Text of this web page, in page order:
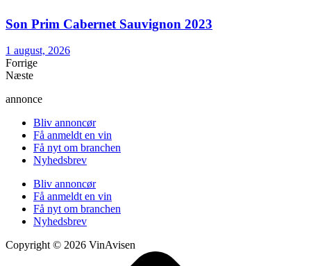
Son Prim Cabernet Sauvignon 2023
1 august, 2026
Forrige
Næste
annonce
Bliv annoncør
Få anmeldt en vin
Få nyt om branchen
Nyhedsbrev
Bliv annoncør
Få anmeldt en vin
Få nyt om branchen
Nyhedsbrev
Copyright © 2026 VinAvisen